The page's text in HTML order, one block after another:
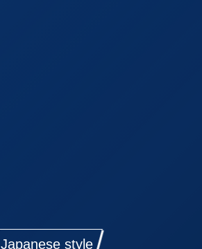
Japanese style